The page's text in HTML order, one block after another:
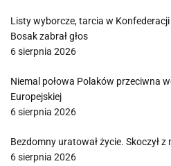
Listy wyborcze, tarcia w
Bosak zabrał głos
6 sierpnia 2026
Niemal połowa Polaków przeciwna
Europejskiej
6 sierpnia 2026
Bezdomny uratował życie. Skoczył
6 sierpnia 2026